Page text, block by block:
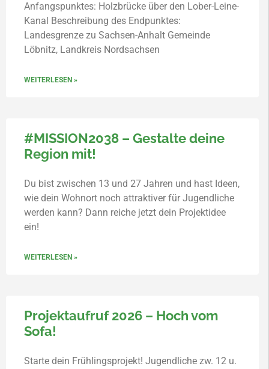
Anfangspunktes: Holzbrücke über den Lober-Leine-
Kanal Beschreibung des Endpunktes:
Landesgrenze zu Sachsen-Anhalt Gemeinde
Löbnitz, Landkreis Nordsachsen
WEITERLESEN »
#MISSION2038 – Gestalte deine
Region mit!
Du bist zwischen 13 und 27 Jahren und hast Ideen,
wie dein Wohnort noch attraktiver für Jugendliche
werden kann? Dann reiche jetzt dein Projektidee
ein!
WEITERLESEN »
Projektaufruf 2026 – Hoch vom
Sofa!
Starte dein Frühlingsprojekt! Jugendliche zw. 12 u.